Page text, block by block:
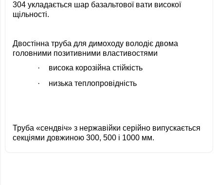
304 укладається шар базальтової вати високої
щільності.
Двостінна труба для димоходу володіє двома
головними позитивними властивостями
·
висока корозійна стійкість
·
низька теплопровідність
Труба «сендвіч» з нержавійки серійно випускається
секціями довжиною 300, 500 і 1000 мм.